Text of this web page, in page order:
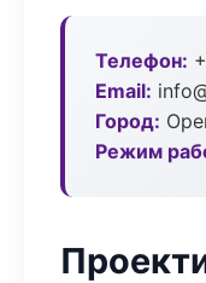
Телефон:
Email:
Город:
Режим